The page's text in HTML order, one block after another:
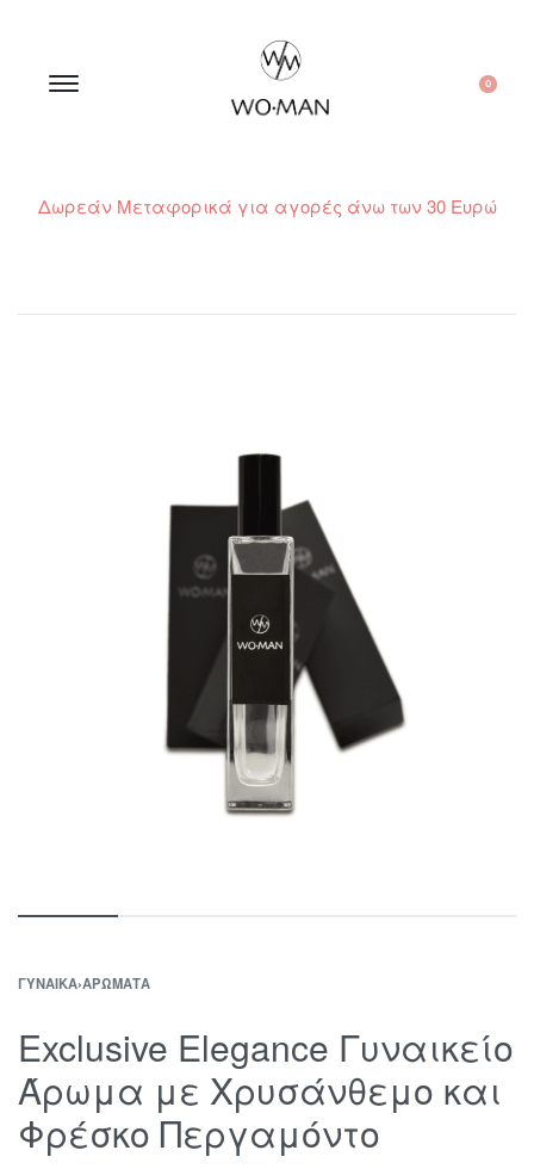
0
Δωρεάν Μεταφορικά για αγορές άνω των 30 Ευρώ
ΓΥΝΑΊΚΑ›ΑΡΏΜΑΤΑ
Exclusive Elegance Γυναικείο
Άρωμα με Χρυσάνθεμο και
Φρέσκο Περγαμόντο